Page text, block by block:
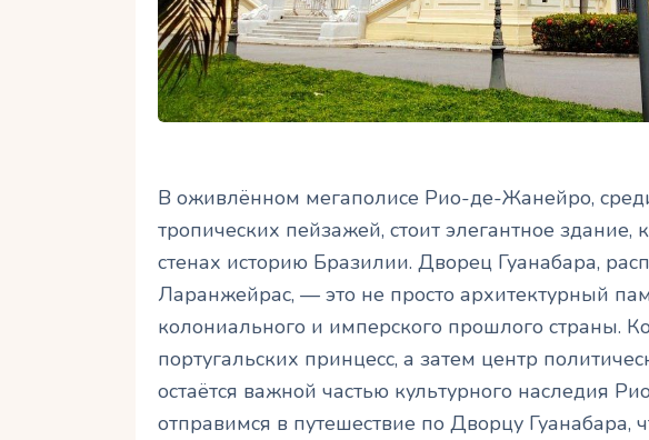
В оживлённом мегаполисе Рио-де-Жанейро,
тропических пейзажей, стоит элегантное здание,
стенах историю Бразилии. Дворец Гуанабара,
Ларанжейрас, — это не просто архитектурный
колониального и имперского прошлого страны.
португальских принцесс, а затем центр
остаётся важной частью культурного наследия
отправимся в путешествие по Дворцу Гуанабара,